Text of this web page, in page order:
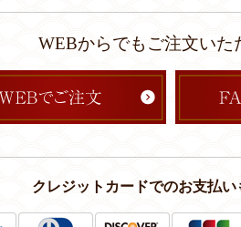
WEBからでもご注文いた
クレジットカードでのお支払い